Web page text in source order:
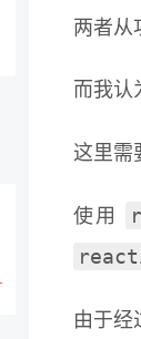
两者从
而我认
这里需
使用
由于经